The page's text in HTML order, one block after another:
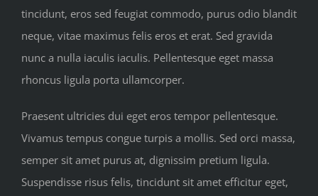
tincidunt, eros sed feugiat commodo, purus odio blandit
neque, vitae maximus felis eros et erat. Sed gravida
nunc a nulla iaculis iaculis. Pellentesque eget massa
rhoncus ligula porta ullamcorper.
Praesent ultricies dui eget eros tempor pellentesque.
Vivamus tempus congue turpis a mollis. Sed orci massa,
semper sit amet purus at, dignissim pretium ligula.
Suspendisse risus felis, tincidunt sit amet efficitur eget,